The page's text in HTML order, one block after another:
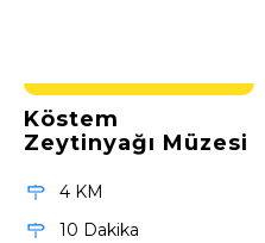
Köstem
Zeytinyağı Müzesi
4 KM
10 Dakika